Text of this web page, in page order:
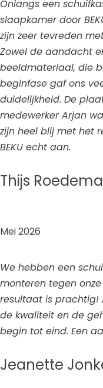
Onlangs een
slaapkamer door
zijn zeer tevreden
Zowel de aandacht
beeldmateriaal, die
beginfase gaf ons
duidelijkheid. De
medewerker Arjan
zijn heel blij met het
BEKU echt aan.
Thijs Roedema
Mei 2026
We hebben een
monteren tegen
resultaat is prachtig!
de kwaliteit en de
begin tot eind. Een
Jeanette